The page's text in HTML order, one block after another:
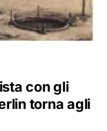
con gli
torna agli